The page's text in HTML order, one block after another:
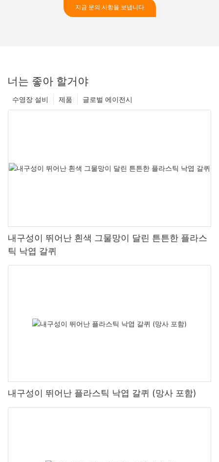
지금 문의 사항을 보냅니다
너는 좋아 할거야
글로벌 에이전시
제품
수영장 설비
내구성이 뛰어난 흰색 그물망이 달린 튼튼한 플라스
틱 낙엽 갈퀴
내구성이 뛰어난 플라스틱 낙엽 갈퀴 (망사 포함)